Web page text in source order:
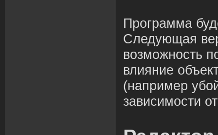
Программа
Следующая
возможность
влияние
(например
зависимости